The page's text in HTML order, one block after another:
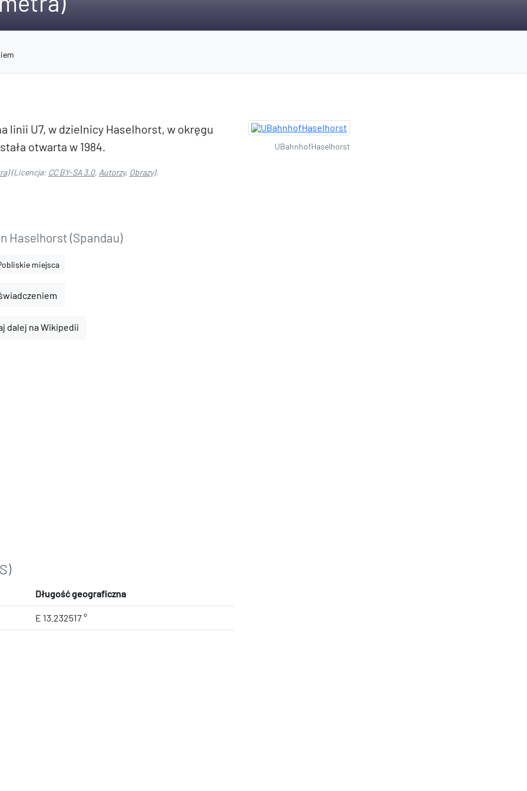
linii U7, w dzielnicy Haselhorst, w okręgu
otwarta w 1984.
(Licencja: CC BY-SA 3.0, Autorzy, Obrazy).
Haselhorst (Spandau)
miejsca
dalej na Wikipedii
Długość geograficzna
E 13.232517 °
UBahnhofHaselhorst